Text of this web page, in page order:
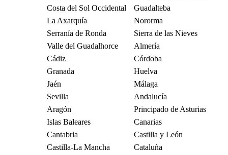
Costa del Sol Occidental
Guadalteba
La Axarquía
Nororma
Serranía de Ronda
Sierra de las Nieves
Valle del Guadalhorce
Almería
Cádiz
Córdoba
Granada
Huelva
Jaén
Málaga
Sevilla
Andalucía
Aragón
Principado de Asturias
Islas Baleares
Canarias
Cantabria
Castilla y León
Castilla-La Mancha
Cataluña